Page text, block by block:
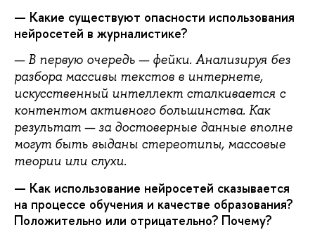
— Какие существуют опасности использования
нейросетей в журналистике?
— В первую очередь — фейки. Анализируя без
разбора массивы текстов в интернете,
искусственный интеллект сталкивается с
контентом активного большинства. Как
результат — за достоверные данные вполне
могут быть выданы стереотипы, массовые
теории или слухи.
— Как использование нейросетей сказывается
на процессе обучения и качестве образования?
Положительно или отрицательно? Почему?